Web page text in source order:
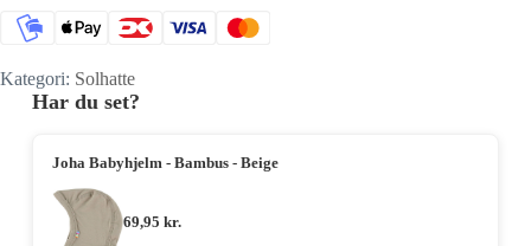
Kategori: Solhatte
Har du set?
Joha Babyhjelm - Bambus - Beige
69,95 kr.